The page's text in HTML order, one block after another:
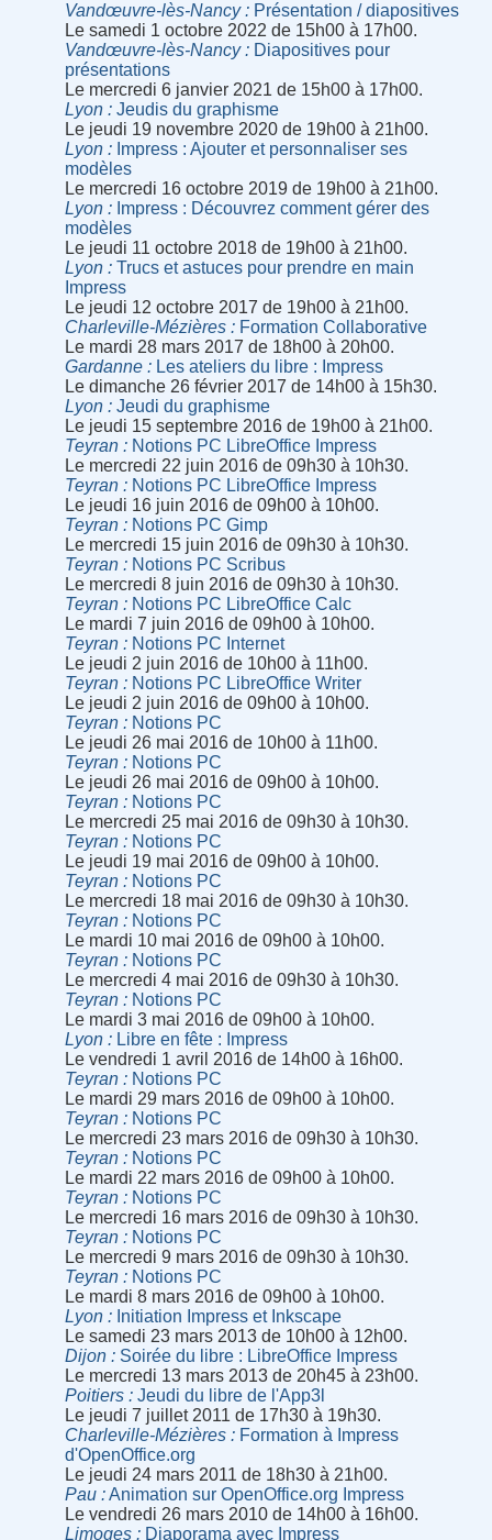
Vandœuvre-lès-Nancy
Présentation / diapositives
Le samedi 1 octobre 2022 de 15h00 à 17h00.
Vandœuvre-lès-Nancy
Diapositives pour
présentations
Le mercredi 6 janvier 2021 de 15h00 à 17h00.
Lyon
Jeudis du graphisme
Le jeudi 19 novembre 2020 de 19h00 à 21h00.
Lyon
Impress : Ajouter et personnaliser ses
modèles
Le mercredi 16 octobre 2019 de 19h00 à 21h00.
Lyon
Impress : Découvrez comment gérer des
modèles
Le jeudi 11 octobre 2018 de 19h00 à 21h00.
Lyon
Trucs et astuces pour prendre en main
Impress
Le jeudi 12 octobre 2017 de 19h00 à 21h00.
Charleville-Mézières
Formation Collaborative
Le mardi 28 mars 2017 de 18h00 à 20h00.
Gardanne
Les ateliers du libre : Impress
Le dimanche 26 février 2017 de 14h00 à 15h30.
Lyon
Jeudi du graphisme
Le jeudi 15 septembre 2016 de 19h00 à 21h00.
Teyran
Notions PC LibreOffice Impress
Le mercredi 22 juin 2016 de 09h30 à 10h30.
Teyran
Notions PC LibreOffice Impress
Le jeudi 16 juin 2016 de 09h00 à 10h00.
Teyran
Notions PC Gimp
Le mercredi 15 juin 2016 de 09h30 à 10h30.
Teyran
Notions PC Scribus
Le mercredi 8 juin 2016 de 09h30 à 10h30.
Teyran
Notions PC LibreOffice Calc
Le mardi 7 juin 2016 de 09h00 à 10h00.
Teyran
Notions PC Internet
Le jeudi 2 juin 2016 de 10h00 à 11h00.
Teyran
Notions PC LibreOffice Writer
Le jeudi 2 juin 2016 de 09h00 à 10h00.
Teyran
Notions PC
Le jeudi 26 mai 2016 de 10h00 à 11h00.
Teyran
Notions PC
Le jeudi 26 mai 2016 de 09h00 à 10h00.
Teyran
Notions PC
Le mercredi 25 mai 2016 de 09h30 à 10h30.
Teyran
Notions PC
Le jeudi 19 mai 2016 de 09h00 à 10h00.
Teyran
Notions PC
Le mercredi 18 mai 2016 de 09h30 à 10h30.
Teyran
Notions PC
Le mardi 10 mai 2016 de 09h00 à 10h00.
Teyran
Notions PC
Le mercredi 4 mai 2016 de 09h30 à 10h30.
Teyran
Notions PC
Le mardi 3 mai 2016 de 09h00 à 10h00.
Lyon
Libre en fête : Impress
Le vendredi 1 avril 2016 de 14h00 à 16h00.
Teyran
Notions PC
Le mardi 29 mars 2016 de 09h00 à 10h00.
Teyran
Notions PC
Le mercredi 23 mars 2016 de 09h30 à 10h30.
Teyran
Notions PC
Le mardi 22 mars 2016 de 09h00 à 10h00.
Teyran
Notions PC
Le mercredi 16 mars 2016 de 09h30 à 10h30.
Teyran
Notions PC
Le mercredi 9 mars 2016 de 09h30 à 10h30.
Teyran
Notions PC
Le mardi 8 mars 2016 de 09h00 à 10h00.
Lyon
Initiation Impress et Inkscape
Le samedi 23 mars 2013 de 10h00 à 12h00.
Dijon
Soirée du libre : LibreOffice Impress
Le mercredi 13 mars 2013 de 20h45 à 23h00.
Poitiers
Jeudi du libre de l'App3l
Le jeudi 7 juillet 2011 de 17h30 à 19h30.
Charleville-Mézières
Formation à Impress
d'OpenOffice.org
Le jeudi 24 mars 2011 de 18h30 à 21h00.
Pau
Animation sur OpenOffice.org Impress
Le vendredi 26 mars 2010 de 14h00 à 16h00.
Limoges
Diaporama avec Impress